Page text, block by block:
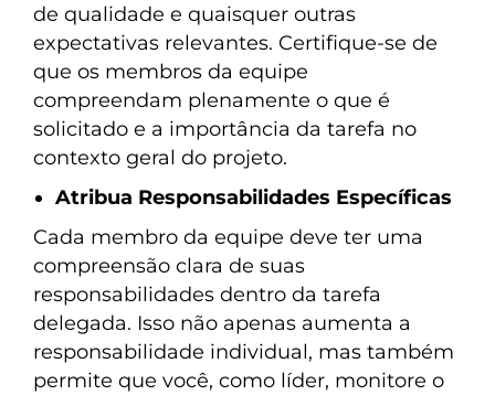
de qualidade e quaisquer outras
expectativas relevantes. Certifique-se de
que os membros da equipe
compreendam plenamente o que é
solicitado e a importância da tarefa no
contexto geral do projeto.
Atribua Responsabilidades Específicas
Cada membro da equipe deve ter uma
compreensão clara de suas
responsabilidades dentro da tarefa
delegada. Isso não apenas aumenta a
responsabilidade individual, mas também
permite que você, como líder, monitore o